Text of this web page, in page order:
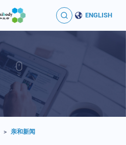
ENGLISH
> 亲和新闻